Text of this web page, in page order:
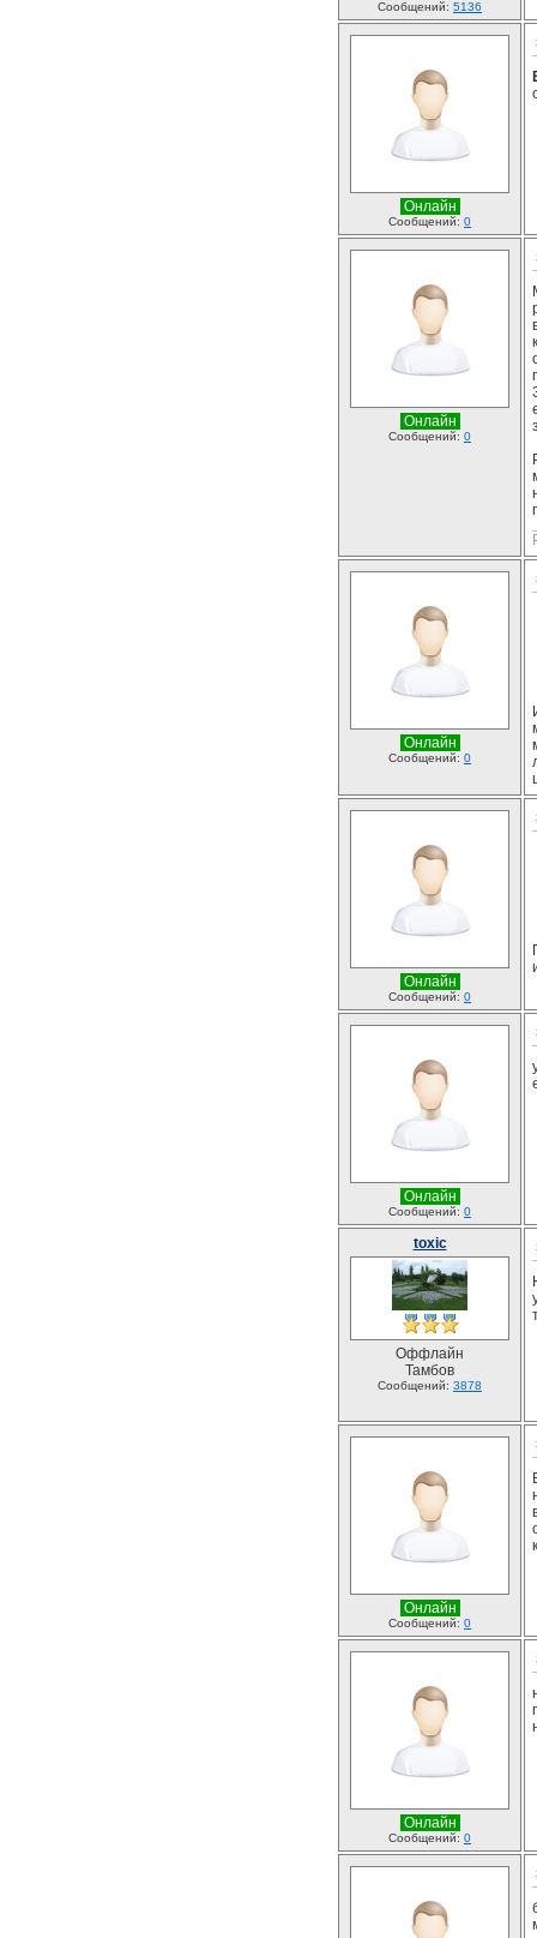
Сообщений: 5136
Онлайн
Сообщений: 0
Онлайн
Сообщений: 0
Онлайн
Сообщений: 0
Онлайн
Сообщений: 0
Онлайн
Сообщений: 0
toxic
Оффлайн
Тамбов
Сообщений: 3878
Онлайн
Сообщений: 0
Онлайн
Сообщений: 0